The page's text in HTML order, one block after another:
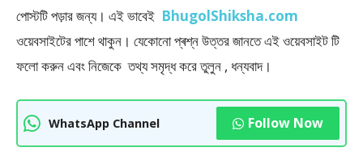
পােস্টটি পড়ার জন্য। এই ভাবেই BhugolShiksha.com
ওয়েবসাইটের পাশে থাকুন। যেকোনো প্ৰশ্ন উত্তর জানতে এই ওয়েবসাইট টি
ফলাে করুন এবং নিজেকে তথ্য সমৃদ্ধ করে তুলুন , ধন্যবাদ।
WhatsApp Channel Follow Now